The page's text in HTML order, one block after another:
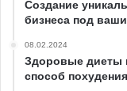
Создание
бизнеса под
08.02.2024
Здоровые диеты
способ